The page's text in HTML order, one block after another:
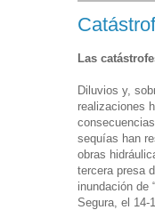
Las
Diluvios y,
realizaciones
sequías han
obras
tercera presa
inundación de
Segura, el 14-